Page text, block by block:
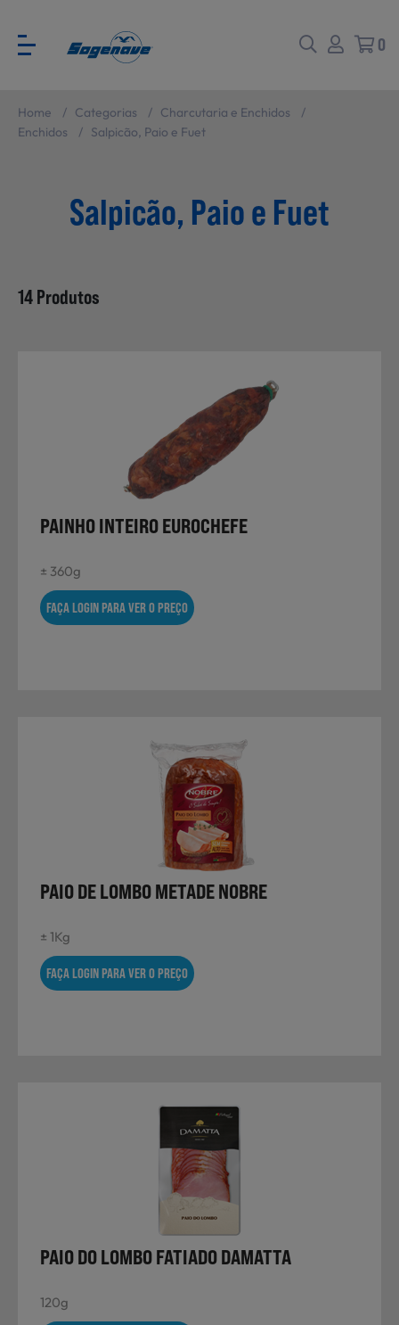
Voltar
Ver todas
Não Alimentares
Refeições Prontas
Charcutaria e Enchidos
Laticínios, Ovos e Derivados
Mercearia
Padaria e Pastelaria
Bebidas e Garrafeira
Produtos Vegetarianos
Sobremesas
Voltar
CATÁLOGO PARA EVENTOS
0
Home / Categorias / Charcutaria e Enchidos
/
Enchidos
/ Salpicão, Paio e Fuet
Salpicão, Paio e Fuet
14 Produtos
PAINHO INTEIRO EUROCHEFE
± 360g
FAÇA LOGIN PARA VER O PREÇO
PAIO DE LOMBO METADE NOBRE
± 1Kg
FAÇA LOGIN PARA VER O PREÇO
PAIO DO LOMBO FATIADO DAMATTA
120g